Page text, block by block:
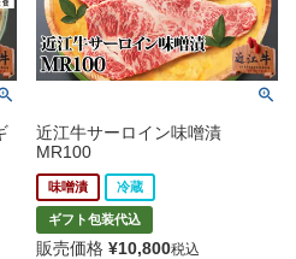
近江牛サーロイン味噌漬
MR100
味噌漬 冷蔵
ギフト包装代込
販売価格 ¥10,800税込